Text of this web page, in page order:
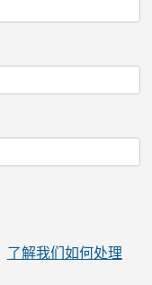
了解我们如何处理